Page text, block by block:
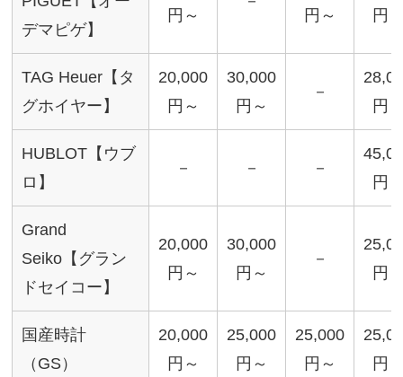
デマピゲ】
円～
円～
円
TAG Heuer【タ
グホイヤー】
20,000
円～
30,000
円～
－
円
HUBLOT【ウブ
ロ】
－ － －
円
Grand
Seiko【グラン
ドセイコー】
20,000
円～
30,000
円～
－
円
国産時計
（GS）
20,000
円～
25,000
円～
25,000
円～
円